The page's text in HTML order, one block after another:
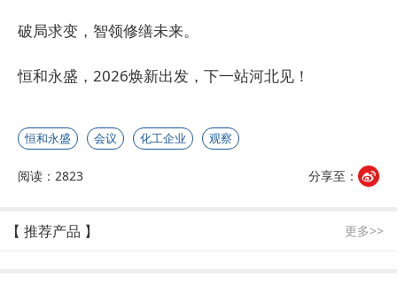
破局求变，智领修缮未来。
恒和永盛，2026焕新出发，下一站河北见！
恒和永盛 会议 化工企业 观察
阅读：2823 分享至：
【 推荐产品 】 更多>>